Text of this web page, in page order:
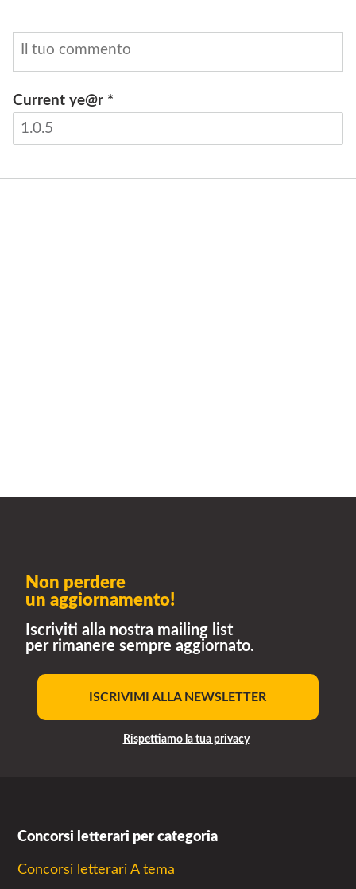
Current ye@r *
Non perdere
un aggiornamento!
Iscriviti alla nostra mailing list
per rimanere sempre aggiornato.
ISCRIVIMI ALLA NEWSLETTER
Rispettiamo la tua privacy
Concorsi letterari per categoria
Concorsi letterari A tema